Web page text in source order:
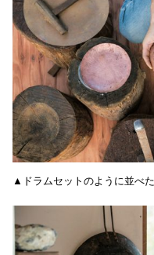
▲ドラムセットのように並べ